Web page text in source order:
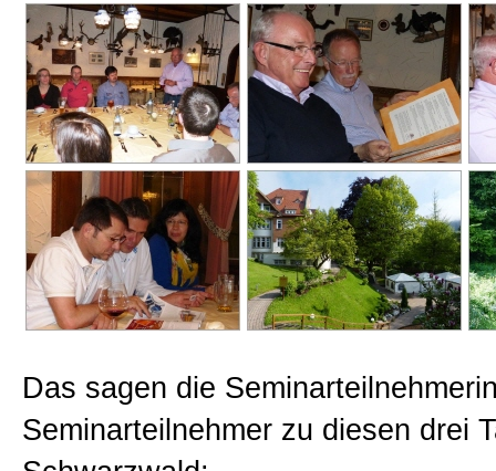
Das sagen die
Seminarteilnehmer zu diesen drei